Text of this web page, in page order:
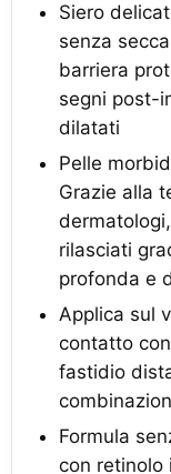
Siero
senza
barriera
segni post-
dilatati
Pelle
Grazie alla
rilasciati
profonda e
Applica sul
contatto
fastidio
Formula
con retinolo